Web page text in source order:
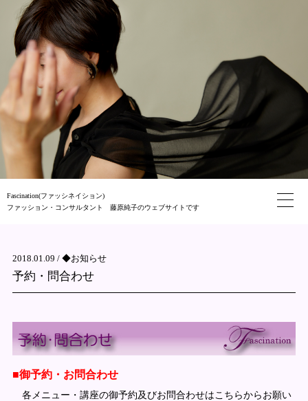
Fascination(ファッシネイション)
ファッション・コンサルタント 藤原純子のウェブサイトです
2018.01.09 / ◆お知らせ
予約・問合わせ
■御予約・お問合わせ
各メニュー・講座の御予約及びお問合わせはこちらからお願い